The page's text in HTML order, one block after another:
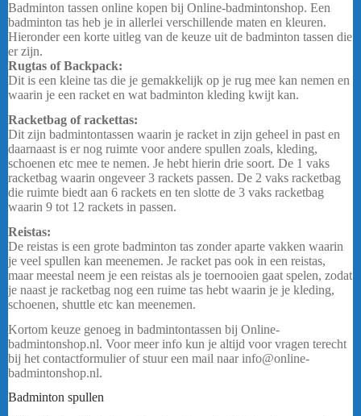
Badminton tassen online kopen bij Online-badmintonshop. Een
badminton tas heb je in allerlei verschillende maten en kleuren.
Hieronder een korte uitleg van de keuze uit de badminton tassen die
er zijn.
Rugtas of Backpack:
Dit is een kleine tas die je gemakkelijk op je rug mee kan nemen en
waarin je een racket en wat badminton kleding kwijt kan.
Racketbag of rackettas:
Dit zijn badmintontassen waarin je racket in zijn geheel in past en
daarnaast is er nog ruimte voor andere spullen zoals, kleding,
schoenen etc mee te nemen. Je hebt hierin drie soort. De 1 vaks
racketbag waarin ongeveer 3 rackets passen. De 2 vaks racketbag
die ruimte biedt aan 6 rackets en ten slotte de 3 vaks racketbag
waarin 9 tot 12 rackets in passen.
Reistas:
De reistas is een grote badminton tas zonder aparte vakken waarin
je veel spullen kan meenemen. Je racket pas ook in een reistas,
maar meestal neem je een reistas als je toernooien gaat spelen, zodat
je naast je racketbag nog een ruime tas hebt waarin je je kleding,
schoenen, shuttle etc kan meenemen.
Kortom keuze genoeg in badmintontassen bij Online-
badmintonshop.nl. Voor meer info kun je altijd voor vragen terecht
bij het contactformulier of stuur een mail naar info@online-
badmintonshop.nl.
Badminton spullen